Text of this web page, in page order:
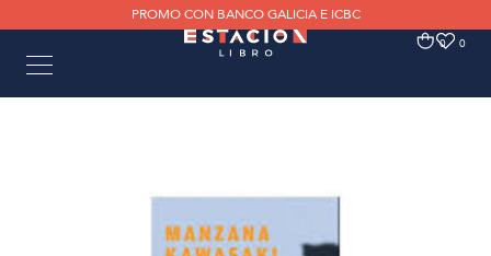
PROMO CON BANCO GALICIA E ICBC
0 0